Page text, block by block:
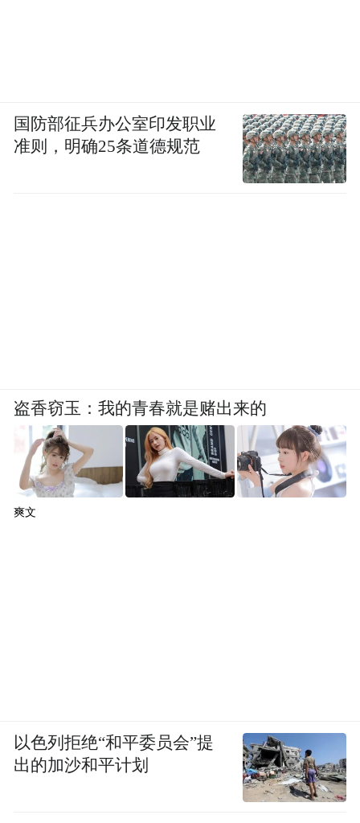
国防部征兵办公室印发职业
准则，明确25条道德规范
盗香窃玉：我的青春就是赌出来的
爽文
以色列拒绝“和平委员会”提
出的加沙和平计划